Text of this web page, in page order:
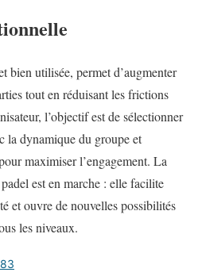
bien utilisée, permet d’augmenter
tout en réduisant les frictions
l’objectif est de sélectionner
la dynamique du groupe et
maximiser l’engagement. La
est en marche : elle facilite
et ouvre de nouvelles possibilités
les niveaux.